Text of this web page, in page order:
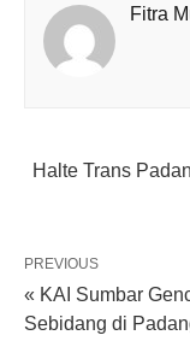
Fitra
Halte Trans
PREVIOUS
« KAI Sumbar
Sebidang di